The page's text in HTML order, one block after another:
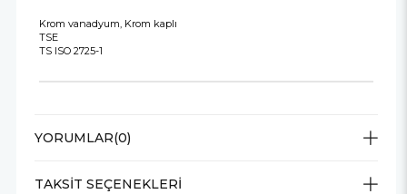
Krom vanadyum, Krom kaplı
TSE
TS ISO 2725-1
YORUMLAR(0)
TAKSIT SEÇENEKLERI